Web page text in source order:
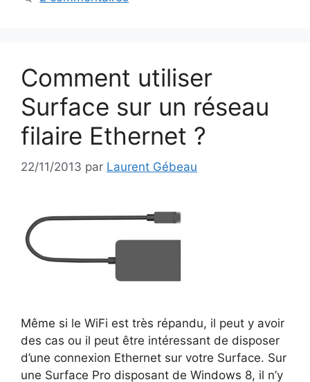
Comment utiliser
Surface sur un réseau
filaire Ethernet ?
22/11/2013 par Laurent Gébeau
Même si le WiFi est très répandu, il peut y avoir
des cas ou il peut être intéressant de disposer
d’une connexion Ethernet sur votre Surface. Sur
une Surface Pro disposant de Windows 8, il n’y